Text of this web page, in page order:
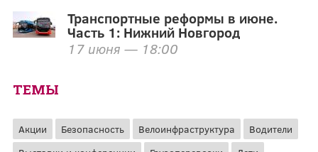
Транспортные реформы в июне.
Часть 1: Нижний Новгород
17 июня — 18:00
ТЕМЫ
Акции Безопасность Велоинфраструктура
Водители